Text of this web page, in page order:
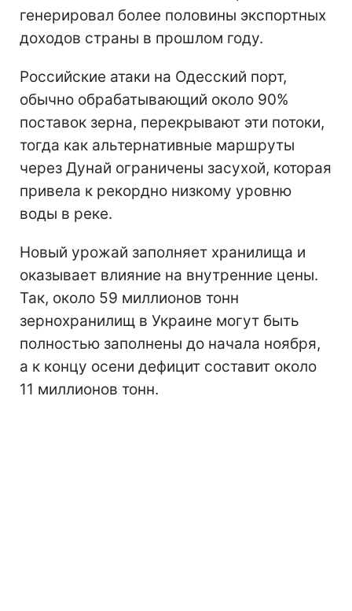
генерировал более половины экспортных
доходов страны в прошлом году.
Российские атаки на Одесский порт,
обычно обрабатывающий около 90%
поставок зерна, перекрывают эти потоки,
тогда как альтернативные маршруты
через Дунай ограничены засухой, которая
привела к рекордно низкому уровню
воды в реке.
Новый урожай заполняет хранилища и
оказывает влияние на внутренние цены.
Так, около 59 миллионов тонн
зернохранилищ в Украине могут быть
полностью заполнены до начала ноября,
а к концу осени дефицит составит около
11 миллионов тонн.